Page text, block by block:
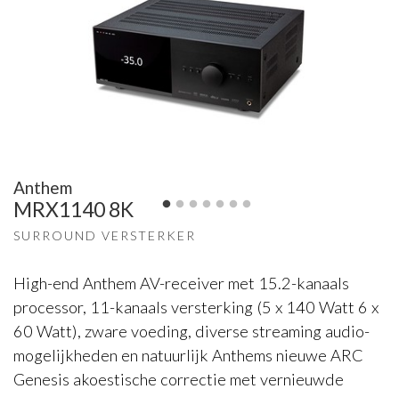
Anthem
MRX1140 8K
SURROUND VERSTERKER
High-end Anthem AV-receiver met 15.2-kanaals
processor, 11-kanaals versterking (5 x 140 Watt 6 x
60 Watt), zware voeding, diverse streaming audio-
mogelijkheden en natuurlijk Anthems nieuwe ARC
Genesis akoestische correctie met vernieuwde